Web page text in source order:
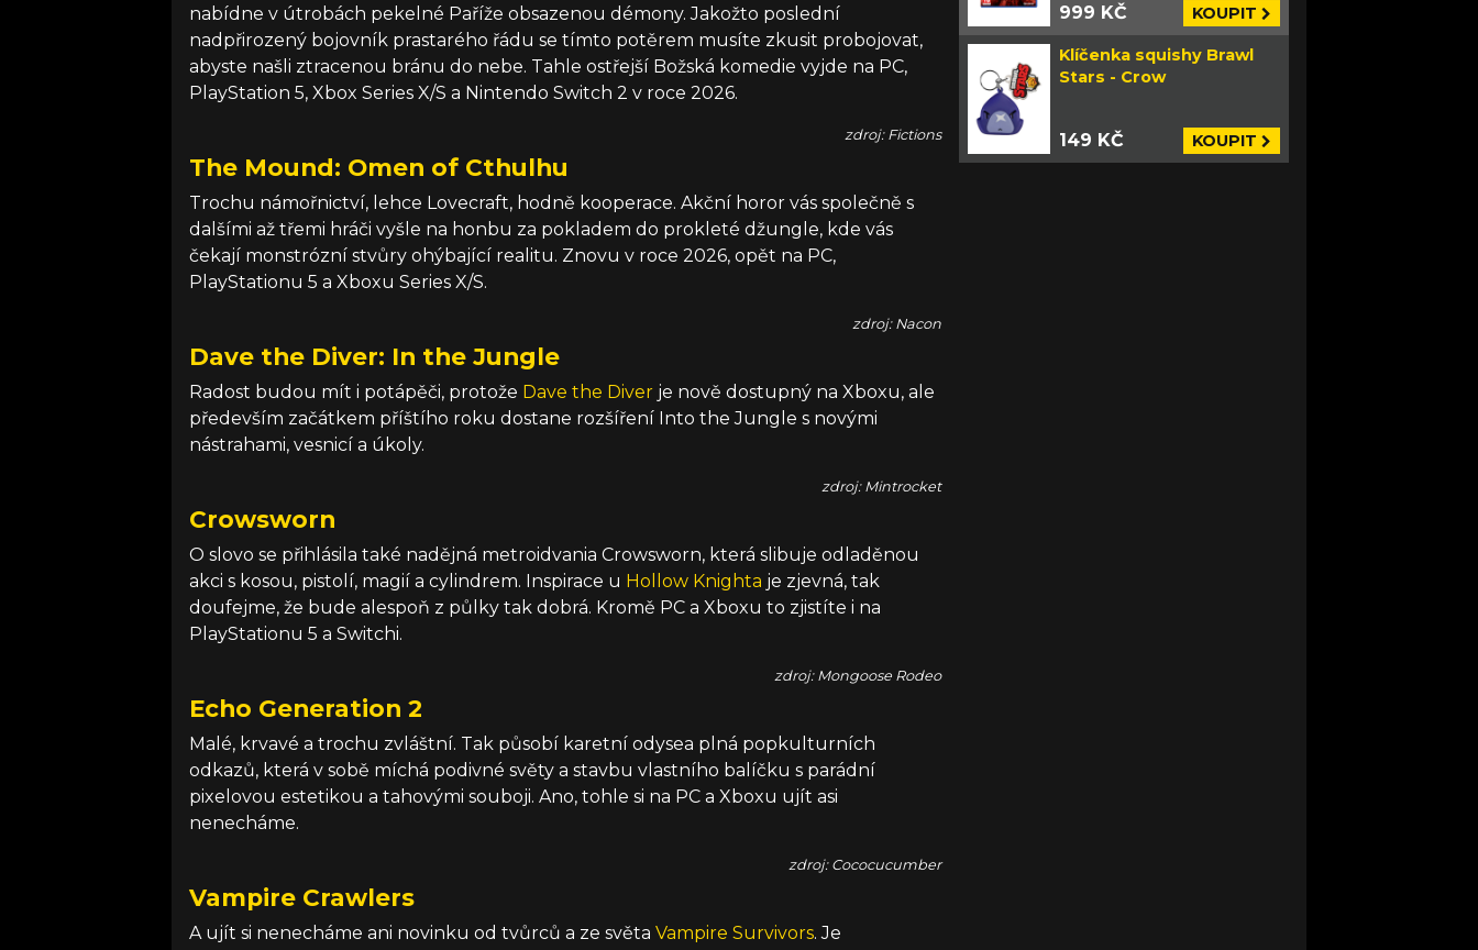
nabídne v útrobách pekelné Paříže obsazenou démony. Jakožto poslední
nadpřirozený bojovník prastarého řádu se tímto potěrem musíte zkusit probojovat,
abyste našli ztracenou bránu do nebe. Tahle ostřejší Božská komedie vyjde na PC,
PlayStation 5, Xbox Series X/S a Nintendo Switch 2 v roce 2026.
zdroj: Fictions
The Mound: Omen of Cthulhu
Trochu námořnictví, lehce Lovecraft, hodně kooperace. Akční horor vás společně s
dalšími až třemi hráči vyšle na honbu za pokladem do prokleté džungle, kde vás
čekají monstrózní stvůry ohýbající realitu. Znovu v roce 2026, opět na PC,
PlayStationu 5 a Xboxu Series X/S.
zdroj: Nacon
Dave the Diver: In the Jungle
Radost budou mít i potápěči, protože Dave the Diver je nově dostupný na Xboxu, ale
především začátkem příštího roku dostane rozšíření Into the Jungle s novými
nástrahami, vesnicí a úkoly.
zdroj: Mintrocket
Crowsworn
O slovo se přihlásila také nadějná metroidvania Crowsworn, která slibuje odladěnou
akci s kosou, pistolí, magií a cylindrem. Inspirace u Hollow Knighta je zjevná, tak
doufejme, že bude alespoň z půlky tak dobrá. Kromě PC a Xboxu to zjistíte i na
PlayStationu 5 a Switchi.
zdroj: Mongoose Rodeo
Echo Generation 2
Malé, krvavé a trochu zvláštní. Tak působí karetní odysea plná popkulturních
odkazů, která v sobě míchá podivné světy a stavbu vlastního balíčku s parádní
pixelovou estetikou a tahovými souboji. Ano, tohle si na PC a Xboxu ujít asi
nenecháme.
zdroj: Cococucumber
Vampire Crawlers
A ujít si nenecháme ani novinku od tvůrců a ze světa Vampire Survivors. Je
999 KČ KOUPIT
Klíčenka squishy Brawl
Stars - Crow
149 KČ KOUPIT